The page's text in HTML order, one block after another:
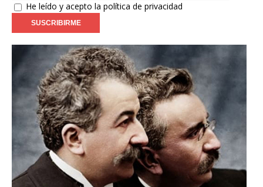
He leído y acepto la política de privacidad